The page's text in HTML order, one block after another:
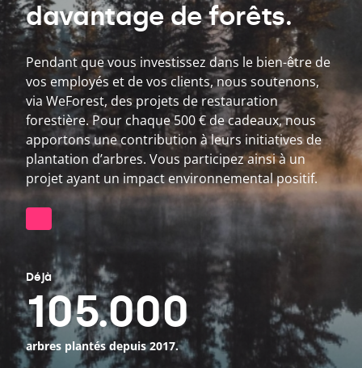
davantage de forêts.
Pendant que vous investissez dans le bien-être de
vos employés et de vos clients, nous soutenons,
via WeForest, des projets de restauration
forestière. Pour chaque500€ de cadeaux, nous
apportons une contribution à leurs initiatives de
plantation d’arbres. Vous participez ainsi à un
projet ayant un impact environnemental positif.
Déjà
105.000
arbres plantés depuis2017.